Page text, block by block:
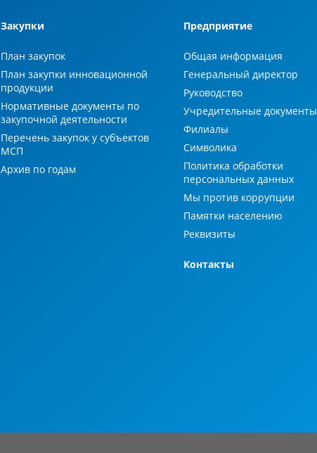
Закупки
План закупок
План закупки инновационной
продукции
Нормативные документы по
закупочной деятельности
Перечень закупок у субъектов
МСП
Архив по годам
Предприятие
Общая информация
Генеральный директор
Руководство
Учредительные документы
Филиалы
Символика
Политика обработки
персональных данных
Мы против коррупции
Памятки населению
Реквизиты
Контакты